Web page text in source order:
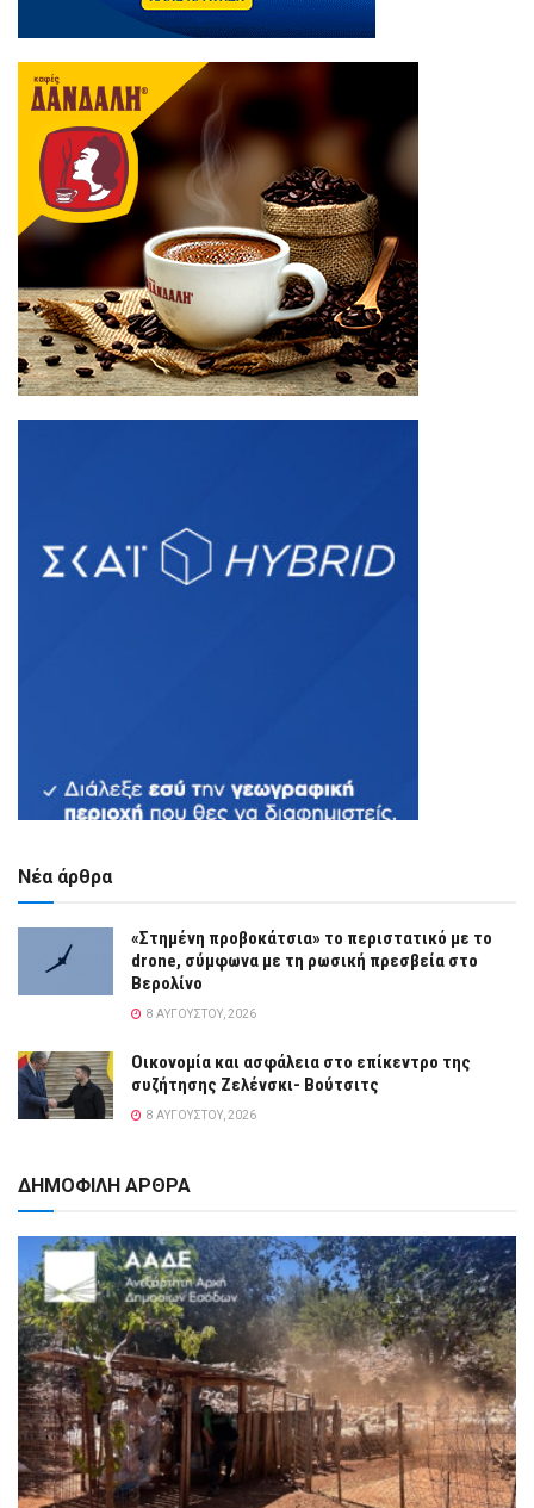
Νέα άρθρα
«Στημένη προβοκάτσια» το περιστατικό με το
drone, σύμφωνα με τη ρωσική πρεσβεία στο
Βερολίνο
8 ΑΥΓΟΎΣΤΟΥ, 2026
Οικονομία και ασφάλεια στο επίκεντρο της
συζήτησης Ζελένσκι- Βούτσιτς
8 ΑΥΓΟΎΣΤΟΥ, 2026
ΔΗΜΟΦΙΛΗ ΑΡΘΡΑ